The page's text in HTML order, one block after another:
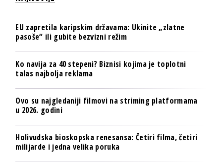
EU zapretila karipskim državama: Ukinite „zlatne
pasoše“ ili gubite bezvizni režim
Ko navija za 40 stepeni? Biznisi kojima je toplotni
talas najbolja reklama
Ovo su najgledaniji filmovi na striming platformama
u 2026. godini
Holivudska bioskopska renesansa: Četiri filma, četiri
milijarde i jedna velika poruka